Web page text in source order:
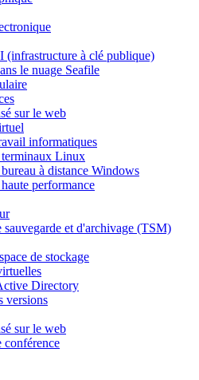
à clé publique)
le nuage Seafile
sur le web
informatiques
terminaux Linux
à distance Windows
performance
sauvegarde et d'archivage (TSM)
de stockage
Directory
versions
sur le web
conférence